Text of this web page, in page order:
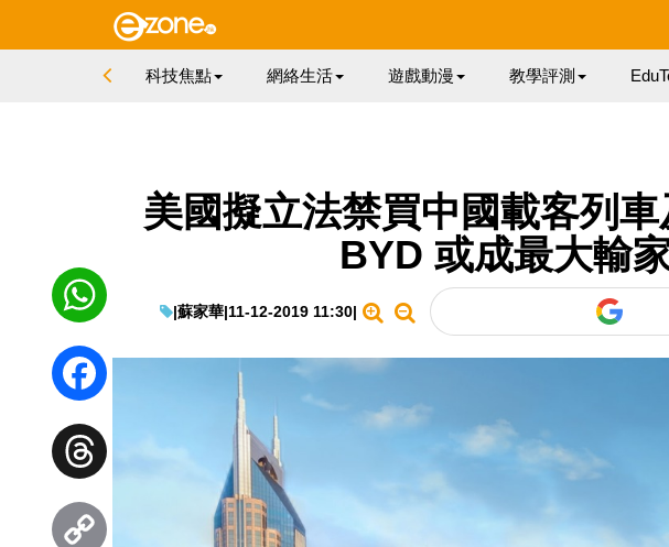
科技焦點 網絡生活 遊戲動漫 教學評測
美國擬立法禁買中國載客列
BYD 或成最大輸
|蘇家華|11-12-2019 11:30|
WhatsApp
Facebook
Threads